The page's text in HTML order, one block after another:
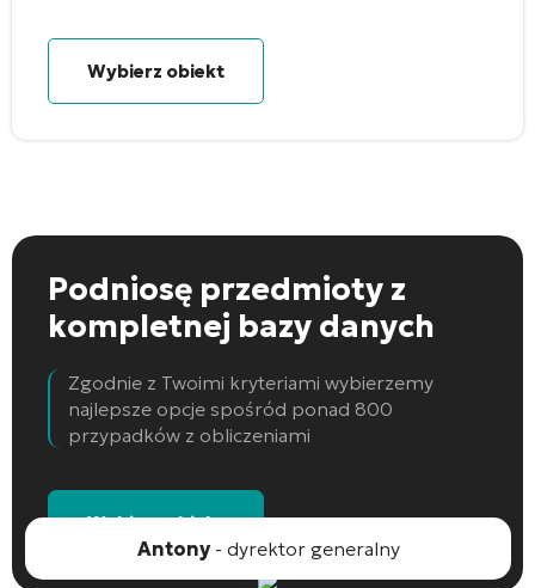
Wybierz obiekt
Podniosę przedmioty z
kompletnej bazy danych
Zgodnie z Twoimi kryteriami wybierzemy
najlepsze opcje spośród ponad 800
przypadków z obliczeniami
Wybierz obiekt
Antony- dyrektor generalny